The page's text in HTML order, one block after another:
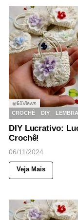
◉61Views
CROCHÊ
DIY
DIY Lucrativo:
Crochê!
06/11/2024
Veja Mais